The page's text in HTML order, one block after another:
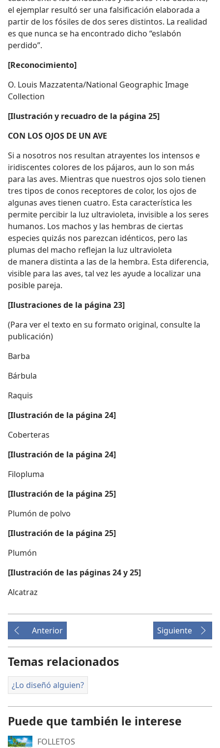
el ejemplar resultó ser una falsificación elaborada a
partir de los fósiles de dos seres distintos. La realidad
es que nunca se ha encontrado dicho “eslabón
perdido”.
[Reconocimiento]
O. Louis Mazzatenta/National Geographic Image
Collection
[Ilustración y recuadro de la página 25]
CON LOS OJOS DE UN AVE
Si a nosotros nos resultan atrayentes los intensos e
iridiscentes colores de los pájaros, aun lo son más
para las aves. Mientras que nuestros ojos solo tienen
tres tipos de conos receptores de color, los ojos de
algunas aves tienen cuatro. Esta característica les
permite percibir la luz ultravioleta, invisible a los seres
humanos. Los machos y las hembras de ciertas
especies quizás nos parezcan idénticos, pero las
plumas del macho reflejan la luz ultravioleta
de manera distinta a las de la hembra. Esta diferencia,
visible para las aves, tal vez les ayude a localizar una
posible pareja.
[Ilustraciones de la página 23]
(Para ver el texto en su formato original, consulte la
publicación)
Barba
Bárbula
Raquis
[Ilustración de la página 24]
Coberteras
[Ilustración de la página 24]
Filopluma
[Ilustración de la página 25]
Plumón de polvo
[Ilustración de la página 25]
Plumón
[Ilustración de las páginas 24 y 25]
Alcatraz
Anterior Siguiente
Temas relacionados
¿Lo diseñó alguien?
Puede que también le interese
FOLLETOS